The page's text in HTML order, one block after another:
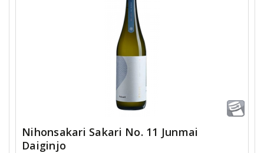
Nihonsakari Sakari No. 11 Junmai
Daiginjo